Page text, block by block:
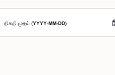
திகதி முதல் (YYYY-MM-DD)